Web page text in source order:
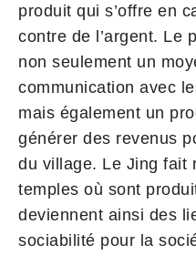
produit qui s’offre en
contre de l’argent. Le
non seulement un
communication avec
mais également un
générer des revenus
du village. Le Jing fait
temples où sont
deviennent ainsi des
sociabilité pour la